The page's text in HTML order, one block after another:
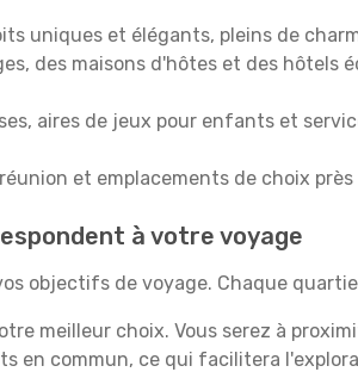
uniques et élégants, pleins de
des maisons d'hôtes et des
aires de jeux pour enfants et
et emplacements de choix
à votre voyage
objectifs de voyage. Chaque
meilleur choix. Vous serez à
en commun, ce qui facilitera